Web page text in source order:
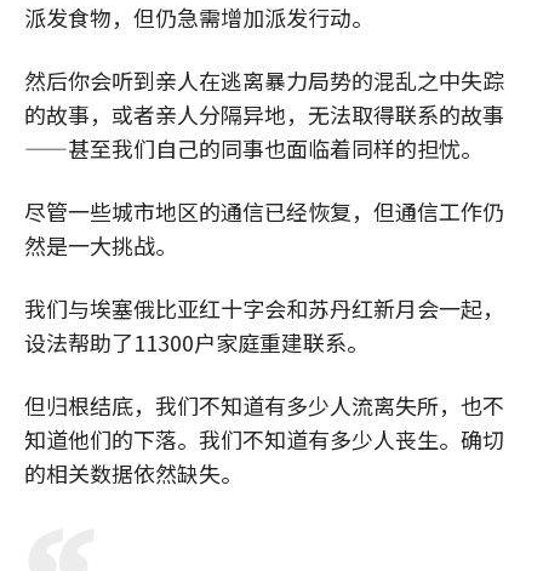
派发食物，但仍急需增加派发行动。
然后你会听到亲人在逃离暴力局势的混乱之中失踪
的故事，或者亲人分隔异地，无法取得联系的故事
——甚至我们自己的同事也面临着同样的担忧。
尽管一些城市地区的通信已经恢复，但通信工作仍
然是一大挑战。
我们与埃塞俄比亚红十字会和苏丹红新月会一起，
设法帮助了11300户家庭重建联系。
但归根结底，我们不知道有多少人流离失所，也不
知道他们的下落。我们不知道有多少人丧生。确切
的相关数据依然缺失。